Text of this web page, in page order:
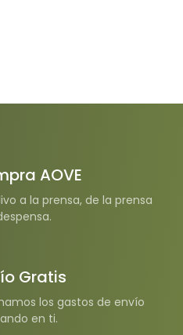
AOVE
a la prensa, de la prensa
Gratis
los gastos de envío
en ti.